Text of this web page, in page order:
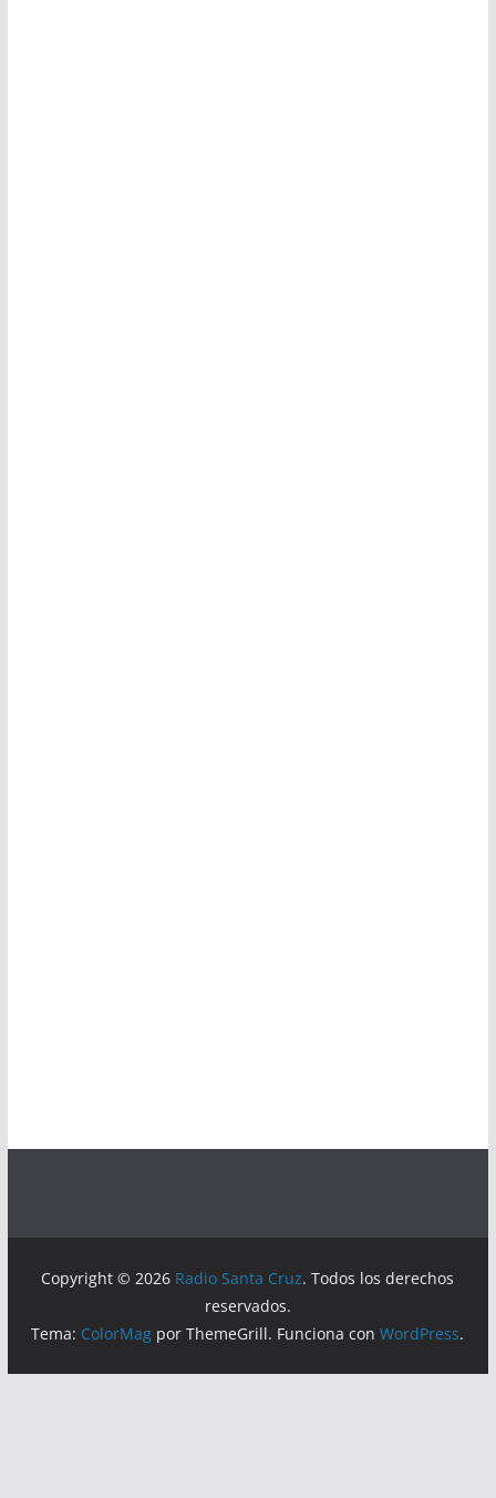
Copyright © 2026 Radio Santa Cruz. Todos los derechos
reservados.
Tema: ColorMag por ThemeGrill. Funciona conWordPress.